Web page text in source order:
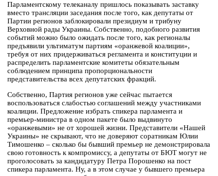
Парламентскому телеканалу пришлось показывать заставку
вместо трансляции заседания после того, как депутаты от
Партии регионов заблокировали президиум и трибуну
Верховной рады Украины. Собственно, подобного развития
событий можно было ожидать после того, как регионалы
предъявили ультиматум партиям «оранжевой коалиции»,
требуя от них придерживаться регламента и конституции и
распределить парламентские комитеты обязательным
соблюдением принципа пропорциональности
представительства всех депутатских фракций.
Собственно, Партия регионов уже сейчас пытается
воспользоваться слабостью соглашений между участниками
коалиции. Предложение избрать спикера парламента и
премьер-министра в одном пакете было выдвинуто
«оранжевыми» не от хорошей жизни. Представители «Нашей
Украины» не скрывают, что не доверяют соратникам Юлии
Тимошенко – сколько бы бывший премьер не демонстрировала
свою готовность к компромиссу, а депутаты от БЮТ могут не
проголосовать за кандидатуру Петра Порошенко на пост
спикера парламента. Ну, а в этом случае у бывшего премьера